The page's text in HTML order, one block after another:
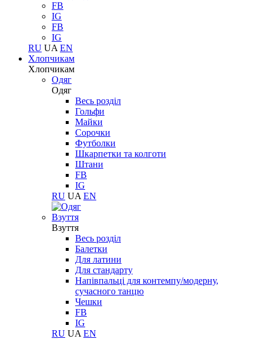
FB
IG
FB
IG
RU UA EN
Хлопчикам
Хлопчикам
Одяг
Одяг
Весь розділ
Гольфи
Майки
Сорочки
Футболки
Шкарпетки та колготи
Штани
FB
IG
RU UA EN
Взуття
Взуття
Весь розділ
Балетки
Для латини
Для стандарту
Напівпальці для контемпу/модерну,
сучасного танцю
Чешки
FB
IG
RU UA EN